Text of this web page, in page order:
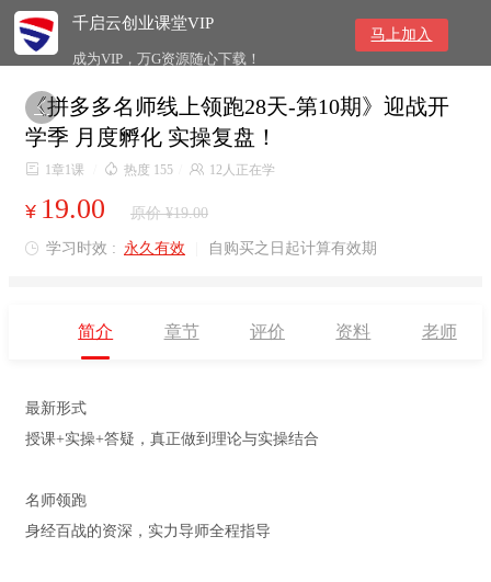
千启云创业课堂VIP
成为VIP，万G资源随心下载！
马上加入

《拼多多名师线上领跑28天-第10期》迎战开
学季 月度孵化 实操复盘！
 1章1课  热度 155  12人正在学
¥ 19.00 原价 ¥19.00
 学习时效 : 永久有效 自购买之日起计算有效期
简介 章节 评价 资料 老师
最新形式
授课+实操+答疑，真正做到理论与实操结合
名师领跑
身经百战的资深，实力导师全程指导